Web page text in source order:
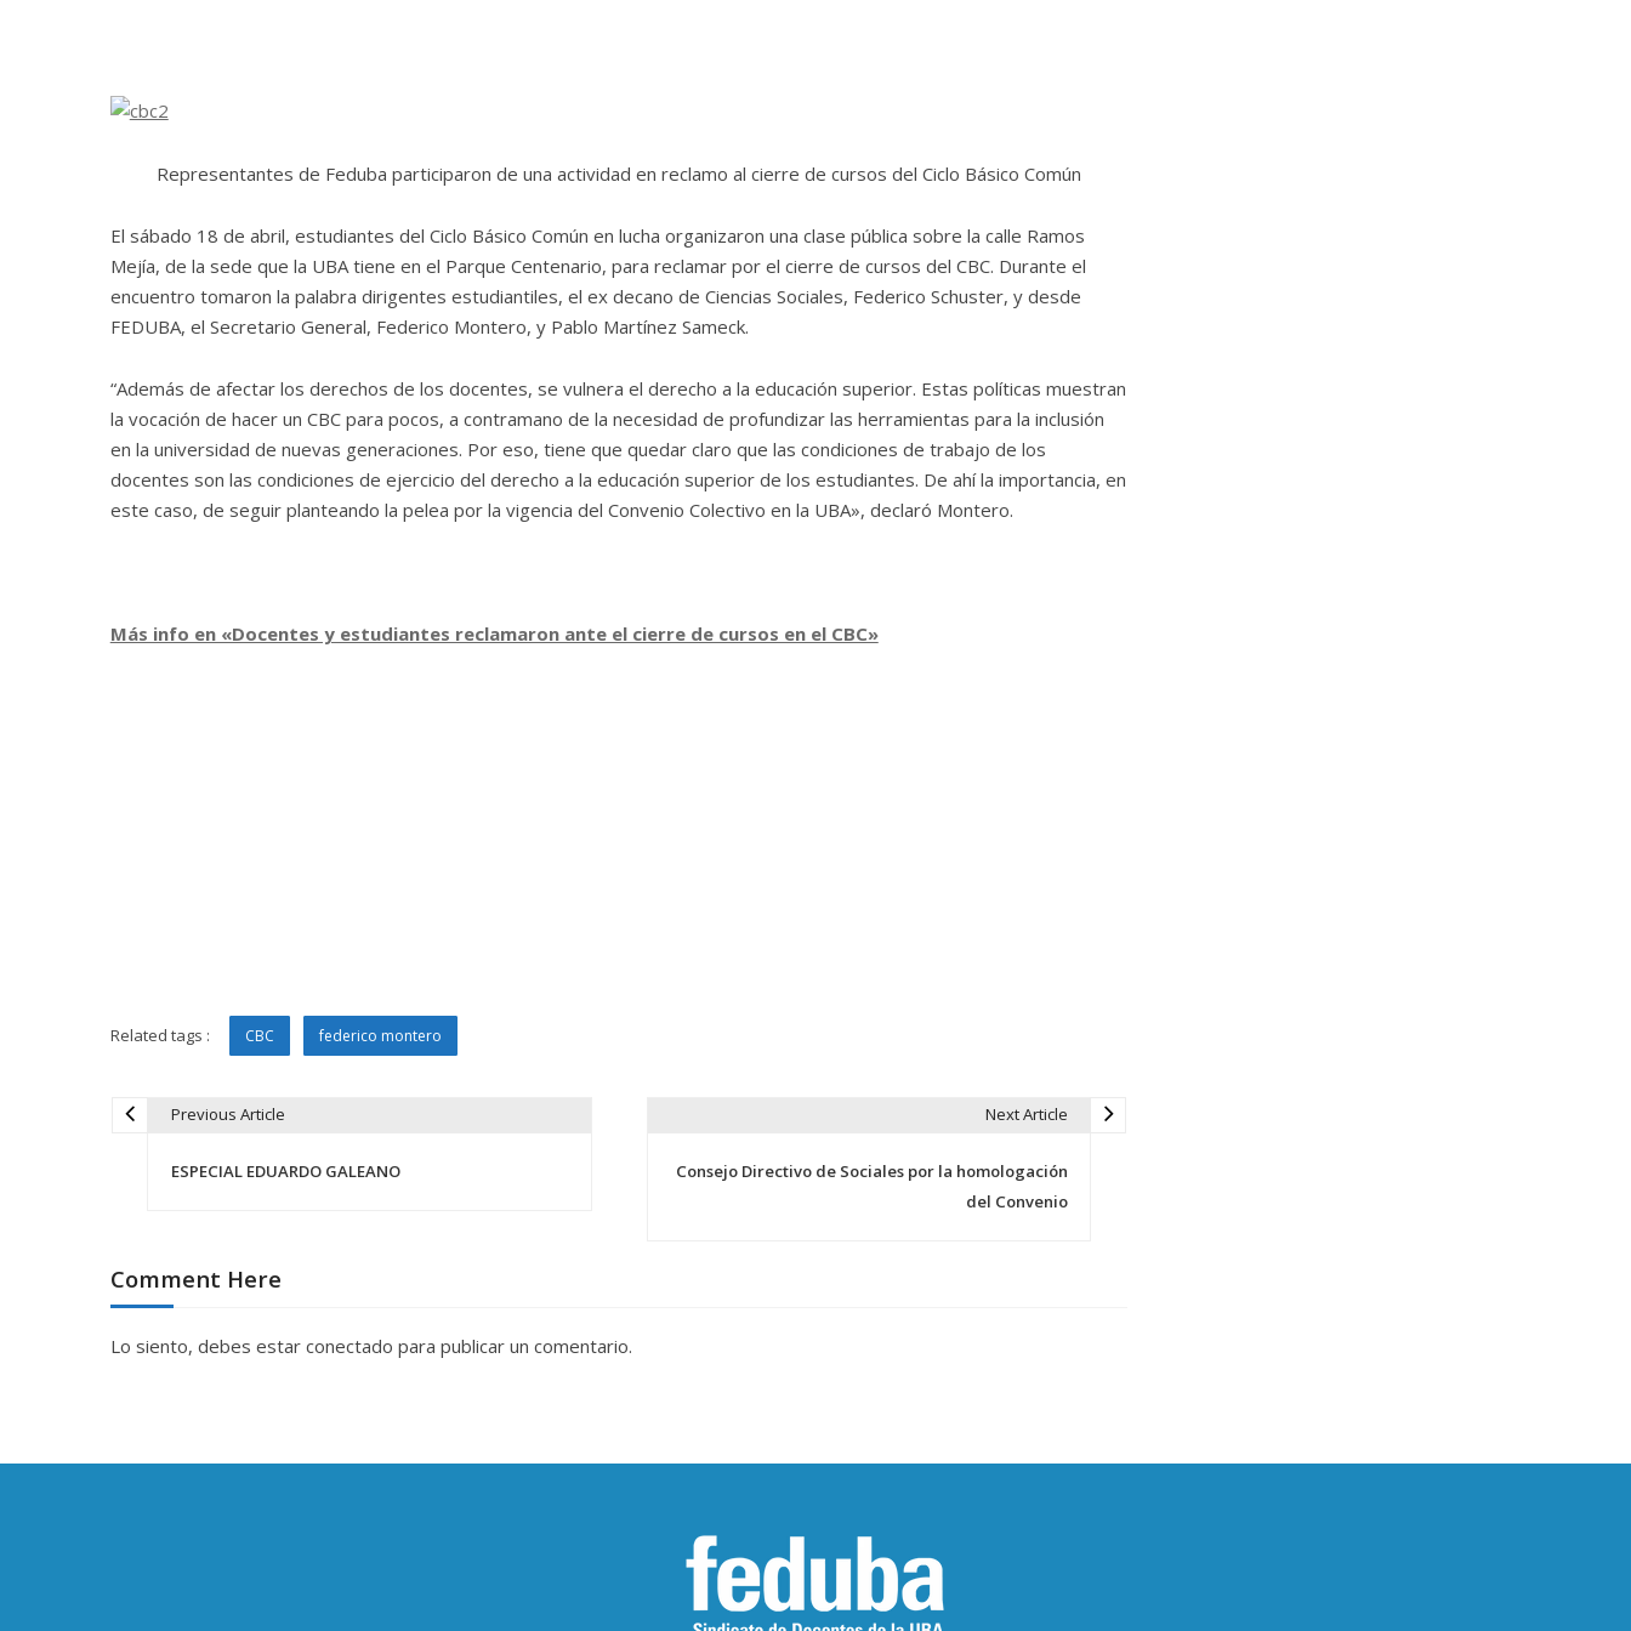
Representantes de Feduba participaron de una actividad en reclamo al cierre de cursos del Ciclo Básico Común
El sábado 18 de abril, estudiantes del Ciclo Básico Común en lucha organizaron una clase pública sobre la calle Ramos
Mejía, de la sede que la UBA tiene en el Parque Centenario, para reclamar por el cierre de cursos del CBC. Durante el
encuentro tomaron la palabra dirigentes estudiantiles, el ex decano de Ciencias Sociales, Federico Schuster, y desde
FEDUBA, el Secretario General, Federico Montero, y Pablo Martínez Sameck.
“Además de afectar los derechos de los docentes, se vulnera el derecho a la educación superior. Estas políticas muestran
la vocación de hacer un CBC para pocos, a contramano de la necesidad de profundizar las herramientas para la inclusión
en la universidad de nuevas generaciones. Por eso, tiene que quedar claro que las condiciones de trabajo de los
docentes son las condiciones de ejercicio del derecho a la educación superior de los estudiantes. De ahí la importancia, en
este caso, de seguir planteando la pelea por la vigencia del Convenio Colectivo en la UBA», declaró Montero.
Más info en «Docentes y estudiantes reclamaron ante el cierre de cursos en el CBC»
Related tags : CBC federico montero
v
e
a
Previous Article
ESPECIAL EDUARDO GALEANO
Next Article
Consejo Directivo de Sociales por la homologación
del Convenio
Comment Here
Lo siento, debes estar conectado para publicar un comentario.